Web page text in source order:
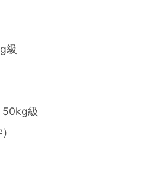
級
50kg級